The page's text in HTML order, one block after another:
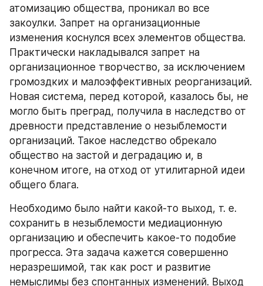
атомизацию общества, проникал во все
закоулки. Запрет на организационные
изменения коснулся всех элементов общества.
Практически накладывался запрет на
организационное творчество, за исключением
громоздких и малоэффективных реорганизаций.
Новая система, перед которой, казалось бы, не
могло быть преград, получила в наследство от
древности представление о незыблемости
организаций. Такое наследство обрекало
общество на застой и деградацию и, в
конечном итоге, на отход от утилитарной идеи
общего блага.
Необходимо было найти какой-то выход, т. е.
сохранить в незыблемости медиационную
организацию и обеспечить какое-то подобие
прогресса. Эта задача кажется совершенно
неразрешимой, так как рост и развитие
немыслимы без спонтанных изменений. Выход